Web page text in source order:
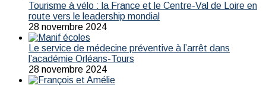
Tourisme à vélo : la France et le Centre-Val de Loire en
route vers le leadership mondial
28 novembre 2024
Le service de médecine préventive à l’arrêt dans
l’académie Orléans-Tours
28 novembre 2024